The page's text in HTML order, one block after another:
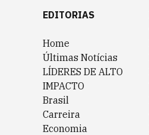
EDITORIAS
Home
Últimas Notícias
LÍDERES DE ALTO
IMPACTO
Brasil
Carreira
Economia